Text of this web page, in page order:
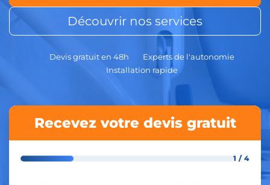
Découvrir nos services
Devis gratuit en 48h
Experts de l'autonomie
Installation rapide
Recevez votre devis gratuit
1 / 4